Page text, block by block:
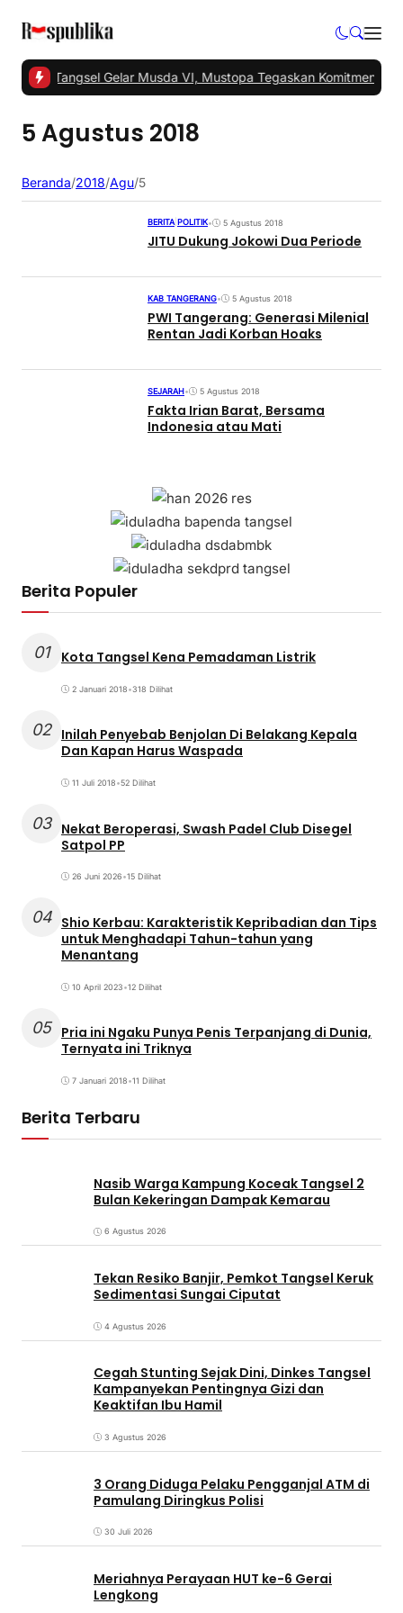
PKS Tangsel Gelar Musda VI, Mustopa Tegaskan Komitmen
5 Agustus 2018
Beranda/2018/Agu/5
BERITA POLITIK• 5 Agustus 2018
JITU Dukung Jokowi Dua Periode
KAB TANGERANG• 5 Agustus 2018
PWI Tangerang: Generasi Milenial
Rentan Jadi Korban Hoaks
SEJARAH• 5 Agustus 2018
Fakta Irian Barat, Bersama
Indonesia atau Mati
Berita Populer
01 Kota Tangsel Kena Pemadaman Listrik
2 Januari 2018•318 Dilihat
02 Inilah Penyebab Benjolan Di Belakang Kepala
Dan Kapan Harus Waspada
11 Juli 2018•52 Dilihat
03 Nekat Beroperasi, Swash Padel Club Disegel
Satpol PP
26 Juni 2026•15 Dilihat
04 Shio Kerbau: Karakteristik Kepribadian dan Tips
untuk Menghadapi Tahun-tahun yang
Menantang
10 April 2023•12 Dilihat
05 Pria ini Ngaku Punya Penis Terpanjang di Dunia,
Ternyata ini Triknya
7 Januari 2018•11 Dilihat
Berita Terbaru
Nasib Warga Kampung Koceak Tangsel 2
Bulan Kekeringan Dampak Kemarau
6 Agustus 2026
Tekan Resiko Banjir, Pemkot Tangsel Keruk
Sedimentasi Sungai Ciputat
4 Agustus 2026
Cegah Stunting Sejak Dini, Dinkes Tangsel
Kampanyekan Pentingnya Gizi dan
Keaktifan Ibu Hamil
3 Agustus 2026
3 Orang Diduga Pelaku Pengganjal ATM di
Pamulang Diringkus Polisi
30 Juli 2026
Meriahnya Perayaan HUT ke-6 Gerai
Lengkong